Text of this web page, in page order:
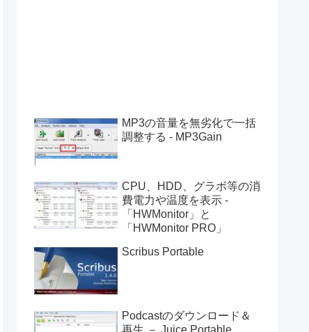
MP3の音量を無劣化で一括
調整する - MP3Gain
CPU、HDD、グラボ等の消
費電力や温度を表示 -
「HWMonitor」と
「HWMonitor PRO」
Scribus Portable
Podcastのダウンロード＆
再生 － Juice Portable